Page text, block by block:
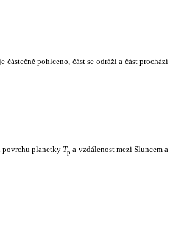
pohlceno, část se odráží a část prochází
povrchu planetky Tp a vzdálenost mezi Sluncem a